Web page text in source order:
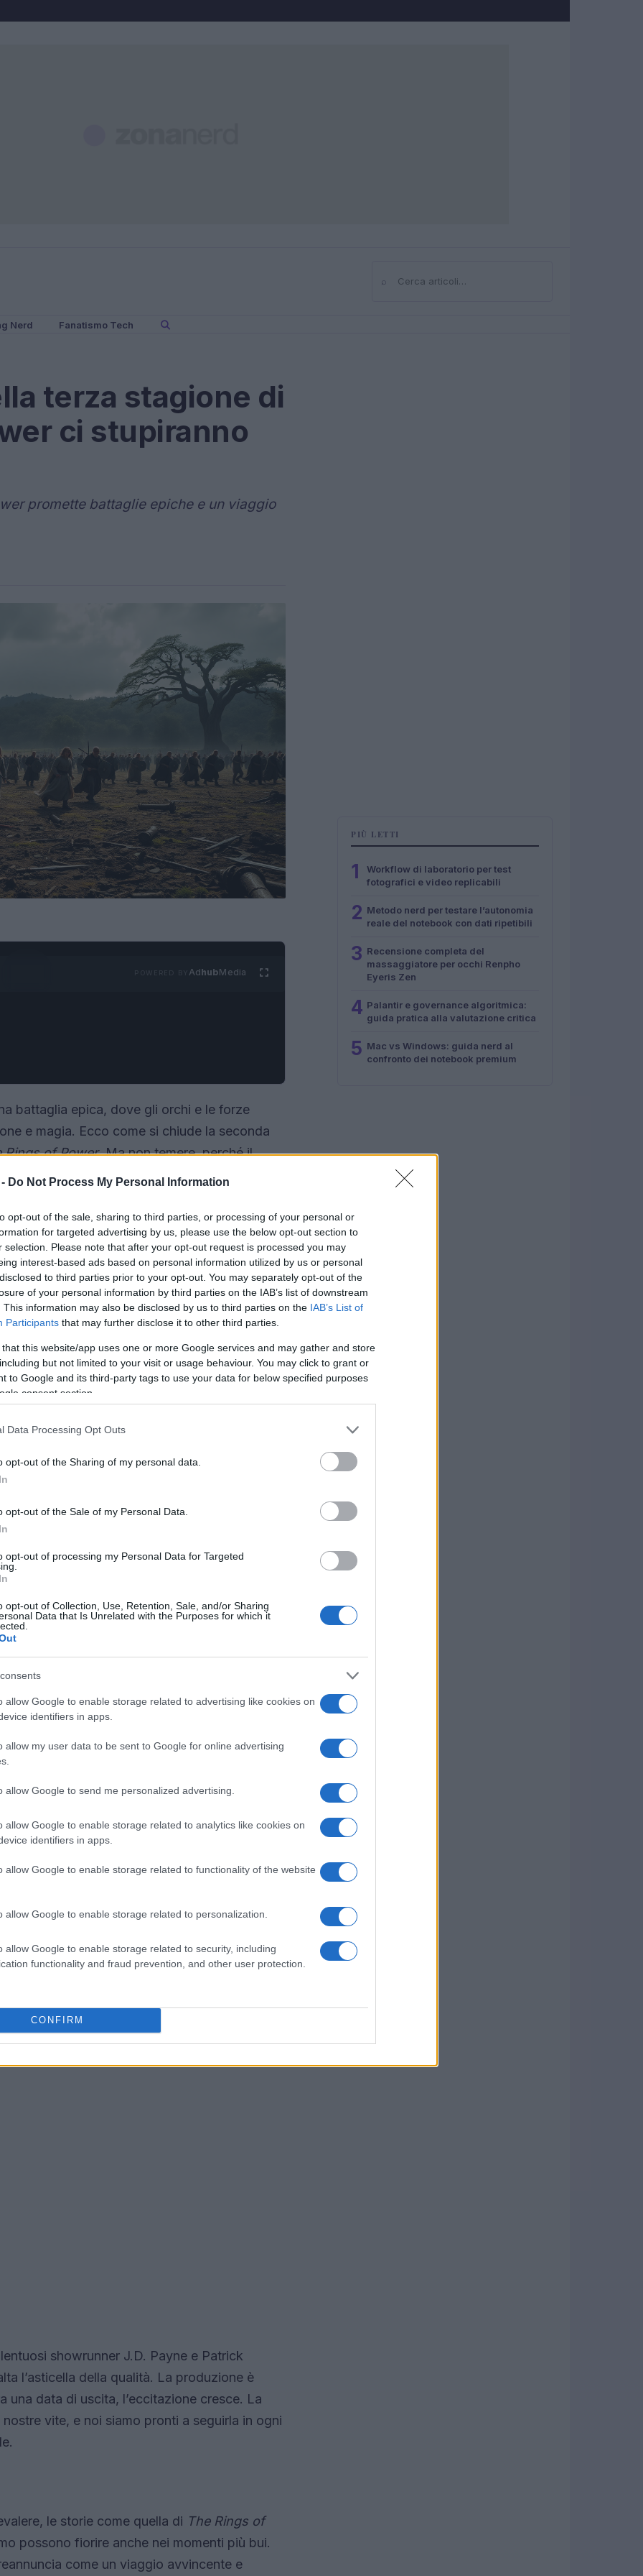
Do Not Process My Personal Information
opt-out of the sale, sharing to third parties, or processing of your personal or
for targeted advertising by us, please use the below opt-out section to
selection. Please note that after your opt-out request is processed you may
interest-based ads based on personal information utilized by us or personal
to third parties prior to your opt-out. You may separately opt-out of the
of your personal information by third parties on the IAB’s list of downstream
This information may also be disclosed by us to third parties on the IAB’s List of
Participants that may further disclose it to other third parties.
that this website/app uses one or more Google services and may gather and store
but not limited to your visit or usage behaviour. You may click to grant or
to Google and its third-party tags to use your data for below specified purposes
consent section.
Data Processing Opt Outs
opt-out of the Sharing of my personal data.
opt-out of the Sale of my Personal Data.
opt-out of processing my Personal Data for Targeted
opt-out of Collection, Use, Retention, Sale, and/or Sharing
Data that Is Unrelated with the Purposes for which it
allow Google to enable storage related to advertising like cookies on
identifiers in apps.
allow my user data to be sent to Google for online advertising
allow Google to send me personalized advertising.
allow Google to enable storage related to analytics like cookies on
identifiers in apps.
allow Google to enable storage related to functionality of the website
allow Google to enable storage related to personalization.
allow Google to enable storage related to security, including
functionality and fraud prevention, and other user protection.
CONFIRM
⌕Cerca
Nerd Fanatismo Tech
terza stagione di
ci stupiranno
promette battaglie epiche e un viaggio
AdhubMedia
battaglia epica, dove gli orchi e le forze
e magia. Ecco come si chiude la seconda
Rings of Power. Ma non temere, perché il
all’orizzonte, le avventure nella Terra di
ammettiamolo, un po’ più oscure.
oscurità
i fan con il fiato sospeso, e le promesse per il
si infittisce, e Sauron sembra avere in mente
elfi e orchi infuria, il Signore Oscuro
mondo fantastico ancora più intrigante. E
prepariamoci a un tuffo ancora più
seconda stagione, e la terza si svolgerà nel
Le aspettative sono alte! La lotta
l’Unico Anello, la chiave per il dominio su
elfi non sono soli in questa guerra. I valorosi
battaglie spettacolari e alleanze
ci sarà sempre qualcuno disposto a cedere
nella rete di Sauron?
avventura
questa nuova avventura. E non è tutto!
Jamie Campbell Bower, Eddie Marsan,
Non vediamo l’ora di scoprire quali
a questa epica saga.
showrunner J.D. Payne e Patrick
l’asticella della qualità. La produzione è
una data di uscita, l’eccitazione cresce. La
vite, e noi siamo pronti a seguirla in ogni
le storie come quella di The Rings of
possono fiorire anche nei momenti più bui.
come un viaggio avvincente e
PIÙ LETTI
1
Workflow di laboratorio per test
fotografici e video replicabili
2 Metodo nerd per testare l’autonomia
reale del notebook con dati ripetibili
3 Recensione completa del
massaggiatore per occhi Renpho
Eyeris Zen
4 Palantir e governance algoritmica:
guida pratica alla valutazione critica
5 Mac vs Windows: guida nerd al
confronto dei notebook premium